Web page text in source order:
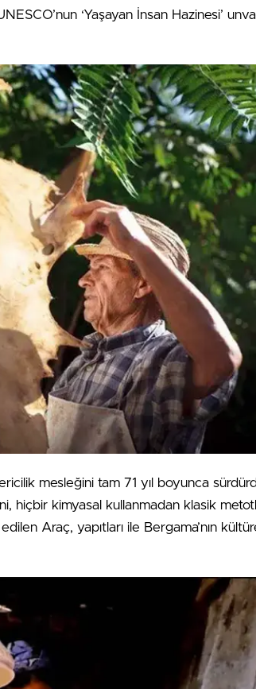
‘Yaşayan İnsan Hazinesi’
mesleğini tam 71 yıl boyunca
hiçbir kimyasal kullanmadan klasik
Araç, yapıtları ile Bergama’nın